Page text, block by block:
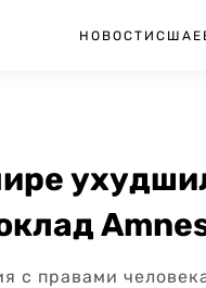
НОВОСТИ США
с правами